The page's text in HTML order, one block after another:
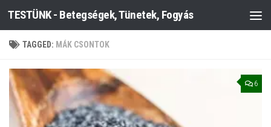
Skip to content
TESTÜNK - Betegségek, Tünetek, Fogyás
TAGGED: MÁK CSONTOK
6